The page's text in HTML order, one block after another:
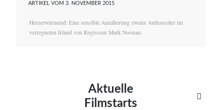
ARTIKEL VOM 3. NOVEMBER 2015
Herzerwärmend: Eine sensible Annäherung zweier Außenseiter im
verregneten Irland von Regisseur Mark Noonan.
Aktuelle
Filmstarts
